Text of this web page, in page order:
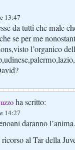
13:47
da tutti che male
se per me
l’organico
ha scritto:
14:27
daranno
al Tar della